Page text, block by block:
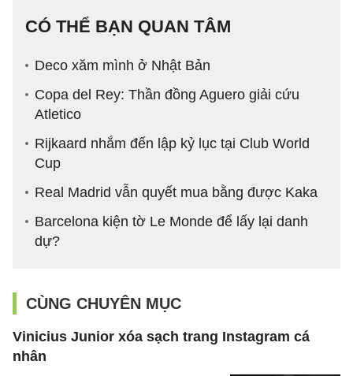
CÓ THỂ BẠN QUAN TÂM
Deco xăm mình ở Nhật Bản
Copa del Rey: Thần đồng Aguero giải cứu
Atletico
Rijkaard nhắm đến lập kỷ lục tại Club World
Cup
Real Madrid vẫn quyết mua bằng được Kaka
Barcelona kiện tờ Le Monde để lấy lại danh
dự?
CÙNG CHUYÊN MỤC
Vinicius Junior xóa sạch trang Instagram cá
nhân